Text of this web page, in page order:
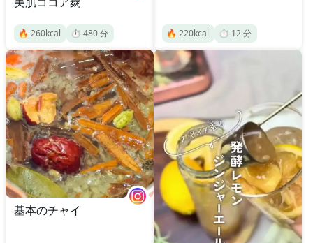
🔥 260kcal ⏱️ 480分 🔥 220kcal ⏱️ 12分
基本のチャイ